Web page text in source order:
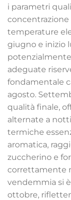
i parametri
temperature
giugno e inizio
adeguate
fondamentale
agosto.
qualità finale,
alternate a
termiche
aromatica,
zuccherino e
correttamente
vendemmia si
ottobre,